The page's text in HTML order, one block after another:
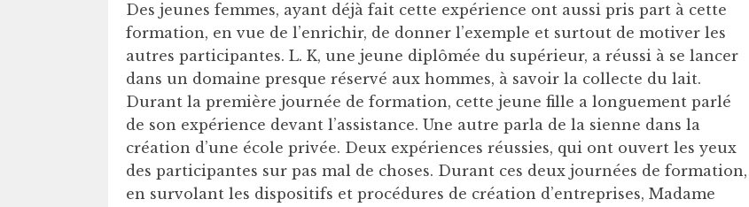
Des jeunes femmes, ayant déjà fait cette expérience ont aussi pris part à cette
formation, en vue de l’enrichir, de donner l’exemple et surtout de motiver les
autres participantes. L. K, une jeune diplômée du supérieur, a réussi à se lancer
dans un domaine presque réservé aux hommes, à savoir la collecte du lait.
Durant la première journée de formation, cette jeune fille a longuement parlé
de son expérience devant l’assistance. Une autre parla de la sienne dans la
création d’une école privée. Deux expériences réussies, qui ont ouvert les yeux
des participantes sur pas mal de choses. Durant ces deux journées de formation,
en survolant les dispositifs et procédures de création d’entreprises, Madame